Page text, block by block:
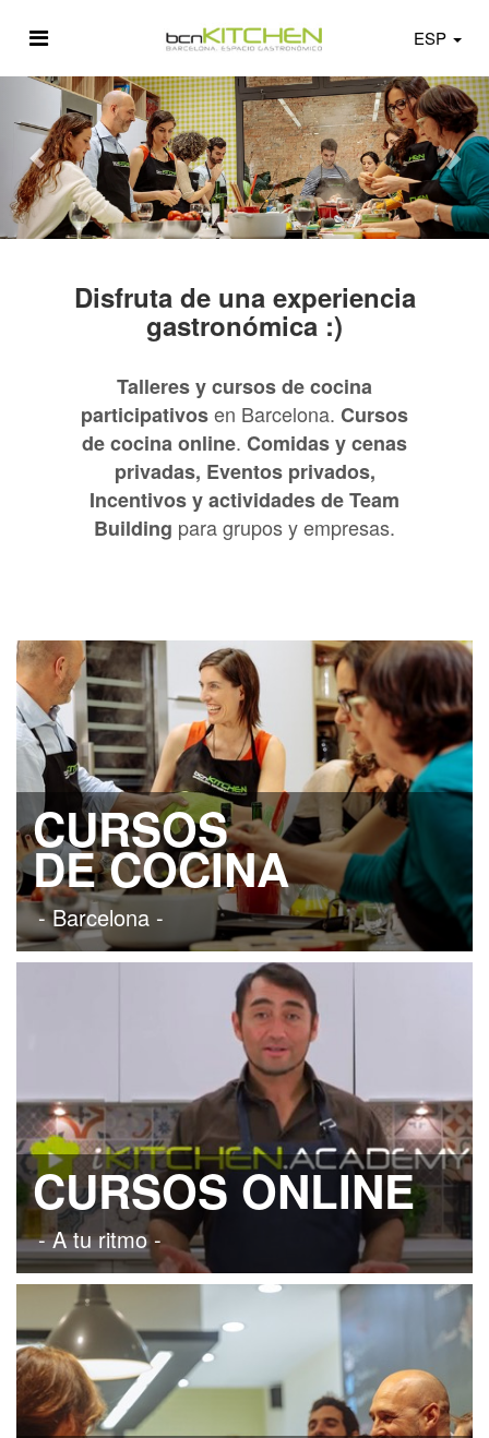
ESP
Disfruta de una experiencia
gastronómica :)
Talleres y cursos de cocina
participativosen Barcelona. Cursos
de cocina online. Comidas y cenas
privadas, Eventos privados,
Incentivos y actividades de Team
Building para grupos y empresas.
CURSOS
DE COCINA
- Barcelona -
CURSOS ONLINE
- A tu ritmo -